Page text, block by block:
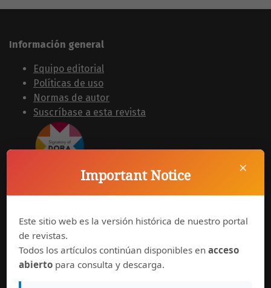
Información general
Equipo editorial
Políticas de uso
Normas de autor
Suscríbase a esta revista
Síguenos en
×
Important Notice
Este sitio web es la versión histórica de nuestro portal
de revistas.
Todos los artículos continúan disponibles enacceso
abierto para consulta y descarga.